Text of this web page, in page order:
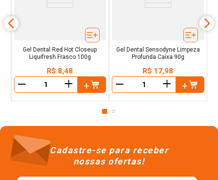
Gel Dental Red Hot Closeup
Liquifresh Frasco 100g
R$ 8,48
＋
Gel Dental Sensodyne Limpeza
Profunda Caixa 90g
R$ 17,98
＋
Cadastre-se para receber
nossas ofertas!